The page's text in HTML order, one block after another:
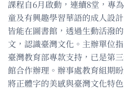
課程自6月啟動，連續8堂，專
童及有興趣學習華語的成人設
皆能在圖書館，透過生動活潑
文，認識臺灣文化。主辦單位
臺灣教育部專款支持，已是第
館合作辦理。辦事處教育組期
將正體字的美感與臺灣文化特